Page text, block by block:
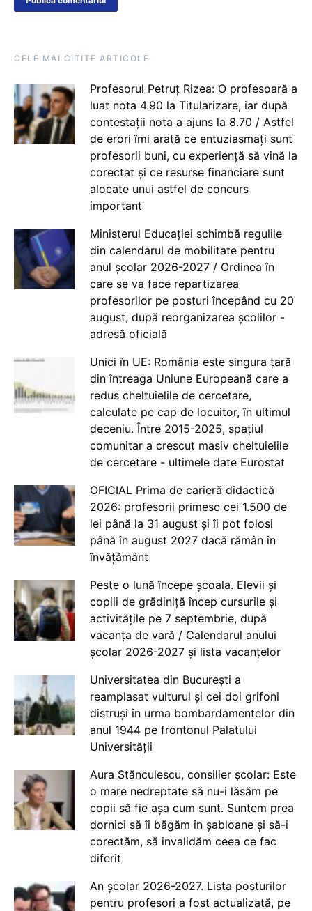
CELE MAI CITITE ARTICOLE
Profesorul Petruț Rizea: O profesoară a
luat nota 4.90 la Titularizare, iar după
contestații nota a ajuns la 8.70 / Astfel
de erori îmi arată ce entuziasmați sunt
profesorii buni, cu experiență să vină la
corectat și ce resurse financiare sunt
alocate unui astfel de concurs
important
Ministerul Educației schimbă regulile
din calendarul de mobilitate pentru
anul școlar 2026-2027 / Ordinea în
care se va face repartizarea
profesorilor pe posturi începând cu 20
august, după reorganizarea școlilor -
adresă oficială
Unici în UE: România este singura țară
din întreaga Uniune Europeană care a
redus cheltuielile de cercetare,
calculate pe cap de locuitor, în ultimul
deceniu. Între 2015-2025, spațiul
comunitar a crescut masiv cheltuielile
de cercetare - ultimele date Eurostat
OFICIAL Prima de carieră didactică
2026: profesorii primesc cei 1.500 de
lei până la 31 august și îi pot folosi
până în august 2027 dacă rămân în
învățământ
Peste o lună începe școala. Elevii și
copiii de grădiniță încep cursurile și
activitățile pe 7 septembrie, după
vacanța de vară / Calendarul anului
școlar 2026-2027 și lista vacanțelor
Universitatea din București a
reamplasat vulturul și cei doi grifoni
distruși în urma bombardamentelor din
anul 1944 pe frontonul Palatului
Universității
Aura Stănculescu, consilier școlar: Este
o mare nedreptate să nu-i lăsăm pe
copii să fie așa cum sunt. Suntem prea
dornici să îi băgăm în șabloane și să-i
corectăm, să invalidăm ceea ce fac
diferit
An școlar 2026-2027. Lista posturilor
pentru profesori a fost actualizată, pe